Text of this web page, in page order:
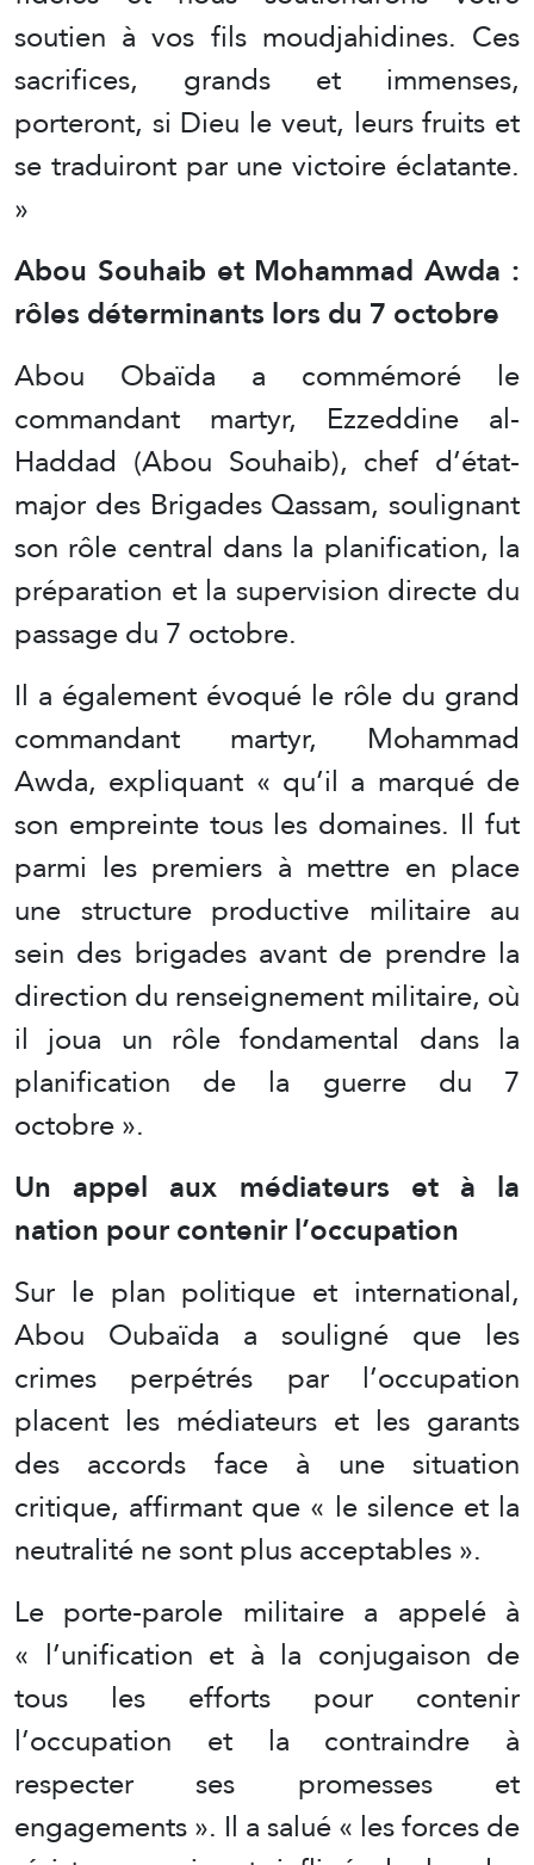
soutien à vos fils moudjahidines. Ces
sacrifices, grands et immenses,
porteront, si Dieu le veut, leurs fruits et
se traduiront par une victoire éclatante.
»
Abou Souhaib et Mohammad Awda :
rôles déterminants lors du 7 octobre
Abou Obaïda a commémoré le
commandant martyr, Ezzeddine al-
Haddad (Abou Souhaib), chef d’état-
major des Brigades Qassam, soulignant
son rôle central dans la planification, la
préparation et la supervision directe du
passage du 7 octobre.
Il a également évoqué le rôle du grand
commandant martyr, Mohammad
Awda, expliquant « qu’il a marqué de
son empreinte tous les domaines. Il fut
parmi les premiers à mettre en place
une structure productive militaire au
sein des brigades avant de prendre la
direction du renseignement militaire, où
il joua un rôle fondamental dans la
planification de la guerre du 7
octobre ».
Un appel aux médiateurs et à la
nation pour contenir l’occupation
Sur le plan politique et international,
Abou Oubaïda a souligné que les
crimes perpétrés par l’occupation
placent les médiateurs et les garants
des accords face à une situation
critique, affirmant que « le silence et la
neutralité ne sont plus acceptables ».
Le porte-parole militaire a appelé à
« l’unification et à la conjugaison de
tous les efforts pour contenir
l’occupation et la contraindre à
respecter ses promesses et
engagements ». Il a salué « les forces de